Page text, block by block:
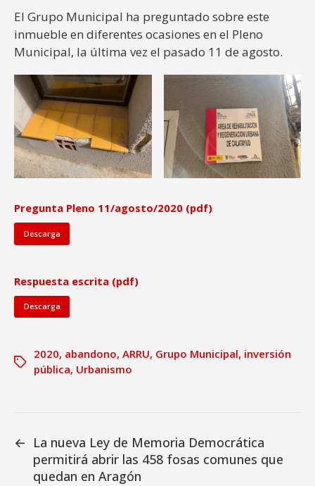
El Grupo Municipal ha preguntado sobre este
inmueble en diferentes ocasiones en el Pleno
Municipal, la última vez el pasado 11 de agosto.
Pregunta Pleno 11/agosto/2020 (pdf)
Descarga
Respuesta escrita (pdf)
Descarga
2020, abandono, ARRU, Grupo Municipal, inversión
pública, Urbanismo
← La nueva Ley de Memoria Democrática
permitirá abrir las 458 fosas comunes que
quedan en Aragón